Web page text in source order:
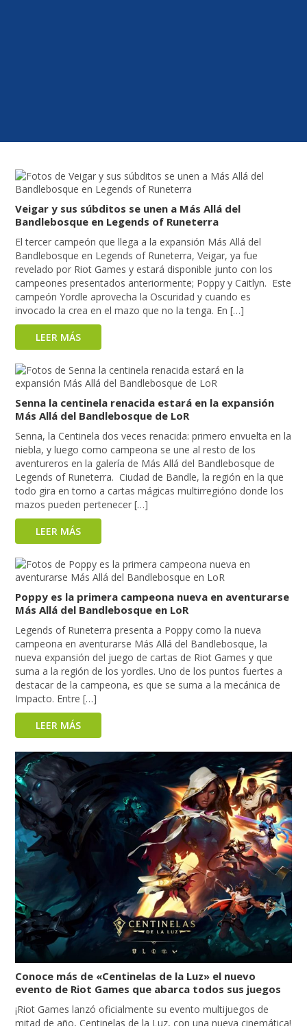
Veigar y sus súbditos se unen a Más Allá del
Bandlebosque en Legends of Runeterra
El tercer campeón que llega a la expansión Más Allá del
Bandlebosque en Legends of Runeterra, Veigar, ya fue
revelado por Riot Games y estará disponible junto con los
campeones presentados anteriormente; Poppy y Caitlyn. Este
campeón Yordle aprovecha la Oscuridad y cuando es
invocado la crea en el mazo que no la tenga. En […]
LEER MÁS
Senna la centinela renacida estará en la expansión
Más Allá del Bandlebosque de LoR
Senna, la Centinela dos veces renacida: primero envuelta en la
niebla, y luego como campeona se une al resto de los
aventureros en la galería de Más Allá del Bandlebosque de
Legends of Runeterra. Ciudad de Bandle, la región en la que
todo gira en torno a cartas mágicas multirregióno donde los
mazos pueden pertenecer […]
LEER MÁS
Poppy es la primera campeona nueva en aventurarse
Más Allá del Bandlebosque en LoR
Legends of Runeterra presenta a Poppy como la nueva
campeona en aventurarse Más Allá del Bandlebosque, la
nueva expansión del juego de cartas de Riot Games y que
suma a la región de los yordles. Uno de los puntos fuertes a
destacar de la campeona, es que se suma a la mecánica de
Impacto. Entre […]
LEER MÁS
Conoce más de «Centinelas de la Luz» el nuevo
evento de Riot Games que abarca todos sus juegos
¡Riot Games lanzó oficialmente su evento multijuegos de
mitad de año, Centinelas de la Luz, con una nueva cinemática!